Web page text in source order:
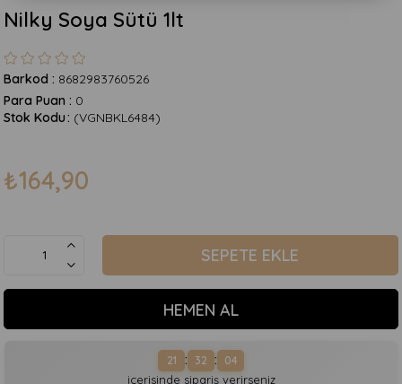
Nilky Soya Sütü 1lt
Barkod : 8682983760526
Para Puan : 0
(VGNBKL6484)
Stok Kodu
₺164,90
21 : 32 : 04
içerisinde sipariş verirseniz